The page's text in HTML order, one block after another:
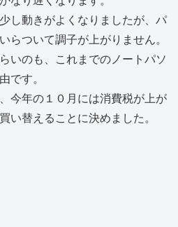
し動きがよくなりましたが、パ
らついて調子が上がりません。
いのも、これまでのノートパソ
です。
今年の１０月には消費税が上が
い替えることに決めました。